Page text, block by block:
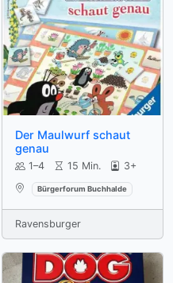
Der Maulwurf schaut
genau
1–4 15 Min.
3+
Verfügbar an:
Bürgerforum Buchhalde
Ravensburger